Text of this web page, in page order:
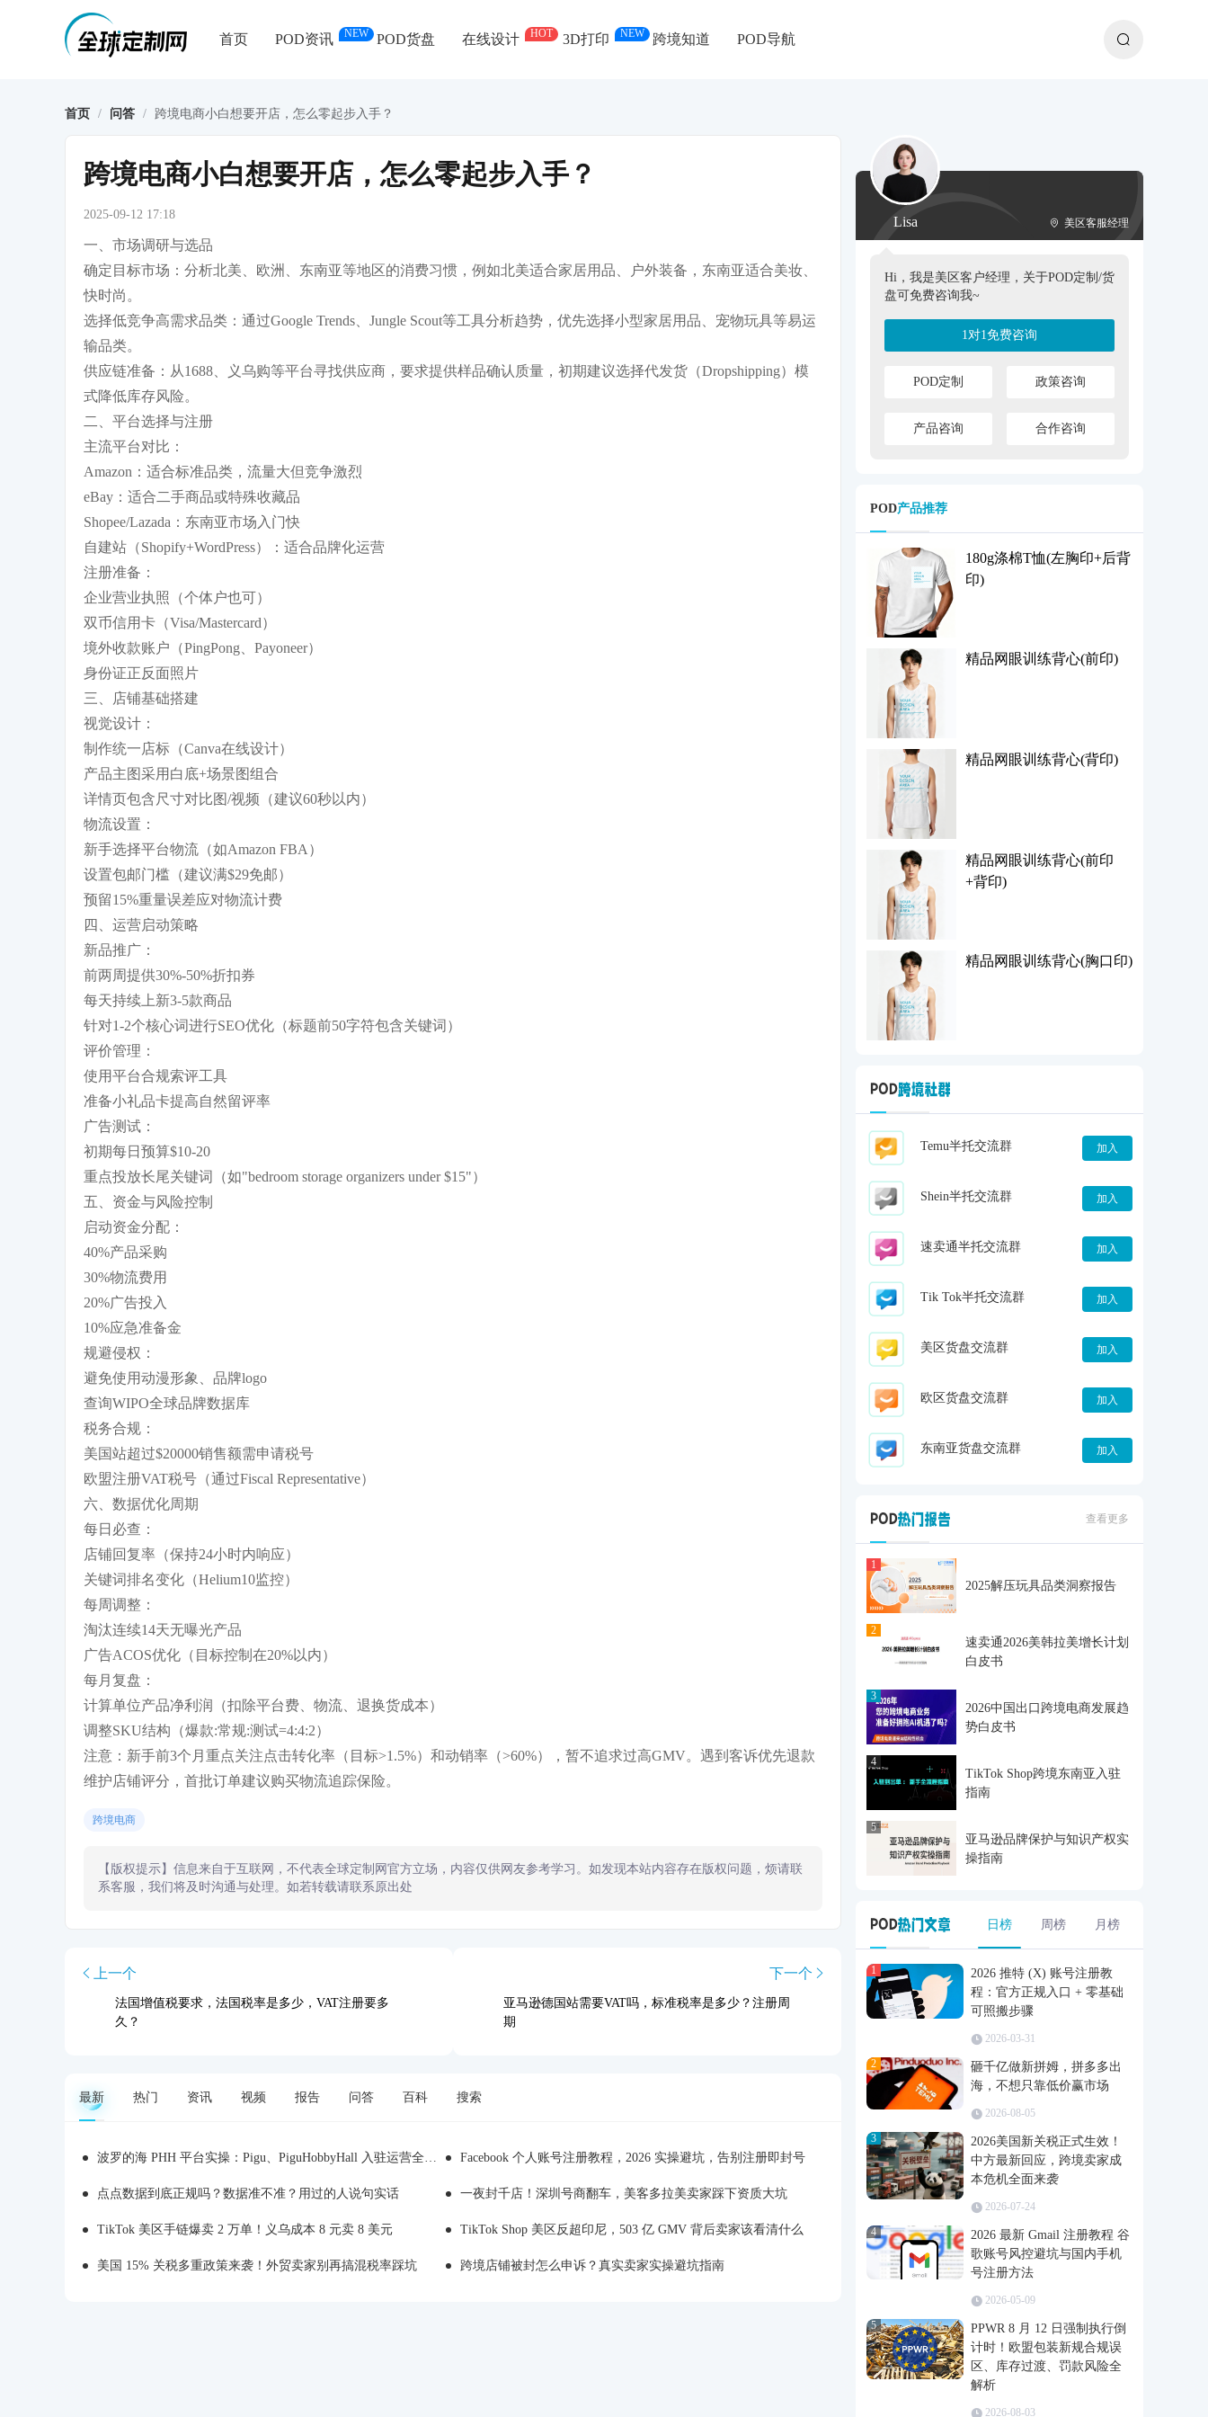
首页 POD资讯 NEW POD货盘 在线设计 HOT 3D打印 NEW 跨境知道 POD导航
首页 / 问答 / 跨境电商小白想要开店，怎么零起步入手？
跨境电商小白想要开店，怎么零起步入手？
2025-09-12 17:18
一、市场调研与选品
确定目标市场：分析北美、欧洲、东南亚等地区的消费习惯，例如北美适合家居用品、户外装备，东南亚适合美妆、
快时尚。
选择低竞争高需求品类：通过Google Trends、Jungle Scout等工具分析趋势，优先选择小型家居用品、宠物玩具等易运
输品类。
供应链准备：从1688、义乌购等平台寻找供应商，要求提供样品确认质量，初期建议选择代发货（Dropshipping）模
式降低库存风险。
二、平台选择与注册
主流平台对比：
Amazon：适合标准品类，流量大但竞争激烈
eBay：适合二手商品或特殊收藏品
Shopee/Lazada：东南亚市场入门快
自建站（Shopify+WordPress）：适合品牌化运营
注册准备：
企业营业执照（个体户也可）
双币信用卡（Visa/Mastercard）
境外收款账户（PingPong、Payoneer）
身份证正反面照片
三、店铺基础搭建
视觉设计：
制作统一店标（Canva在线设计）
产品主图采用白底+场景图组合
详情页包含尺寸对比图/视频（建议60秒以内）
物流设置：
新手选择平台物流（如Amazon FBA）
设置包邮门槛（建议满$29免邮）
预留15%重量误差应对物流计费
四、运营启动策略
新品推广：
前两周提供30%-50%折扣券
每天持续上新3-5款商品
针对1-2个核心词进行SEO优化（标题前50字符包含关键词）
评价管理：
使用平台合规索评工具
准备小礼品卡提高自然留评率
广告测试：
初期每日预算$10-20
重点投放长尾关键词（如"bedroom storage organizers under $15"）
五、资金与风险控制
启动资金分配：
40%产品采购
30%物流费用
20%广告投入
10%应急准备金
规避侵权：
避免使用动漫形象、品牌logo
查询WIPO全球品牌数据库
税务合规：
美国站超过$20000销售额需申请税号
欧盟注册VAT税号（通过Fiscal Representative）
六、数据优化周期
每日必查：
店铺回复率（保持24小时内响应）
关键词排名变化（Helium10监控）
每周调整：
淘汰连续14天无曝光产品
广告ACOS优化（目标控制在20%以内）
每月复盘：
计算单位产品净利润（扣除平台费、物流、退换货成本）
调整SKU结构（爆款:常规:测试=4:4:2）
注意：新手前3个月重点关注点击转化率（目标>1.5%）和动销率（>60%），暂不追求过高GMV。遇到客诉优先退款
维护店铺评分，首批订单建议购买物流追踪保险。
跨境电商
【版权提示】信息来自于互联网，不代表全球定制网官方立场，内容仅供网友参考学习。如发现本站内容存在版权问题，烦请联
系客服，我们将及时沟通与处理。如若转载请联系原出处
上一个
法国增值税要求，法国税率是多少，VAT注册要多
久？
下一个
亚马逊德国站需要VAT吗，标准税率是多少？注册周
期
最新 热门 资讯 视频 报告 问答 百科 搜索
波罗的海 PHH 平台实操：Pigu、PiguHobbyHall 入驻运营全解析 Facebook 个人账号注册教程，2026 实操避坑，告别注册即封号
点点数据到底正规吗？数据准不准？用过的人说句实话 一夜封千店！深圳号商翻车，美客多拉美卖家踩下资质大坑
TikTok 美区手链爆卖 2 万单！义乌成本 8 元卖 8 美元 TikTok Shop 美区反超印尼，503 亿 GMV 背后卖家该看清什么
美国 15% 关税多重政策来袭！外贸卖家别再搞混税率踩坑 跨境店铺被封怎么申诉？真实卖家实操避坑指南
Lisa 美区客服经理
Hi，我是美区客户经理，关于POD定制/货
盘可免费咨询我~
1对1免费咨询
POD定制 政策咨询
产品咨询 合作咨询
POD产品推荐
180g涤棉T恤(左胸印+后背
印)
精品网眼训练背心(前印)
精品网眼训练背心(背印)
精品网眼训练背心(前印
+背印)
精品网眼训练背心(胸口印)
Temu半托交流群 加入
Shein半托交流群 加入
速卖通半托交流群 加入
Tik Tok半托交流群 加入
美区货盘交流群 加入
欧区货盘交流群 加入
东南亚货盘交流群 加入
查看更多
1
2025解压玩具品类洞察报告
2
速卖通2026美韩拉美增长计划
白皮书
3
2026中国出口跨境电商发展趋
势白皮书
4
TikTok Shop跨境东南亚入驻
指南
5
亚马逊品牌保护与知识产权实
操指南
日榜 周榜 月榜
1
2026 推特 (X) 账号注册教
程：官方正规入口 + 零基础
可照搬步骤
2026-03-31
2
砸千亿做新拼姆，拼多多出
海，不想只靠低价赢市场
2026-08-05
3
2026美国新关税正式生效！
中方最新回应，跨境卖家成
本危机全面来袭
2026-07-24
4
2026 最新 Gmail 注册教程 谷
歌账号风控避坑与国内手机
号注册方法
2026-05-09
5
PPWR 8 月 12 日强制执行倒
计时！欧盟包装新规合规误
区、库存过渡、罚款风险全
解析
2026-08-03